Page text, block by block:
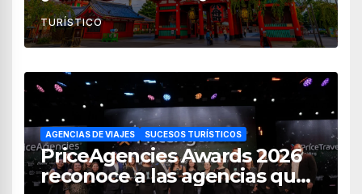
de 2026
TURÍSTICO
AGENCIAS DE VIAJES SUCESOS TURÍSTICOS
PriceAgencies Awards 2026
reconoce a las agencias que